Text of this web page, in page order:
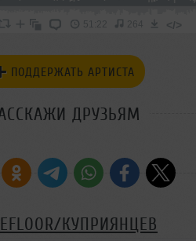
51:22 264 </>
ПОДДЕРЖАТЬ АРТИСТА
ДРУЗЬЯМ
КУПРИЯНЦЕВ